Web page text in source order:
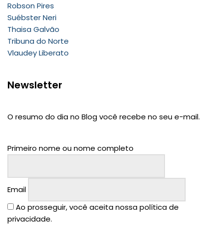
Robson Pires
Suébster Neri
Thaisa Galvão
Tribuna do Norte
Vlaudey Liberato
Newsletter
O resumo do dia no Blog você recebe no seu e-mail.
Primeiro nome ou nome completo
Email
Ao prosseguir, você aceita nossa política de
privacidade.